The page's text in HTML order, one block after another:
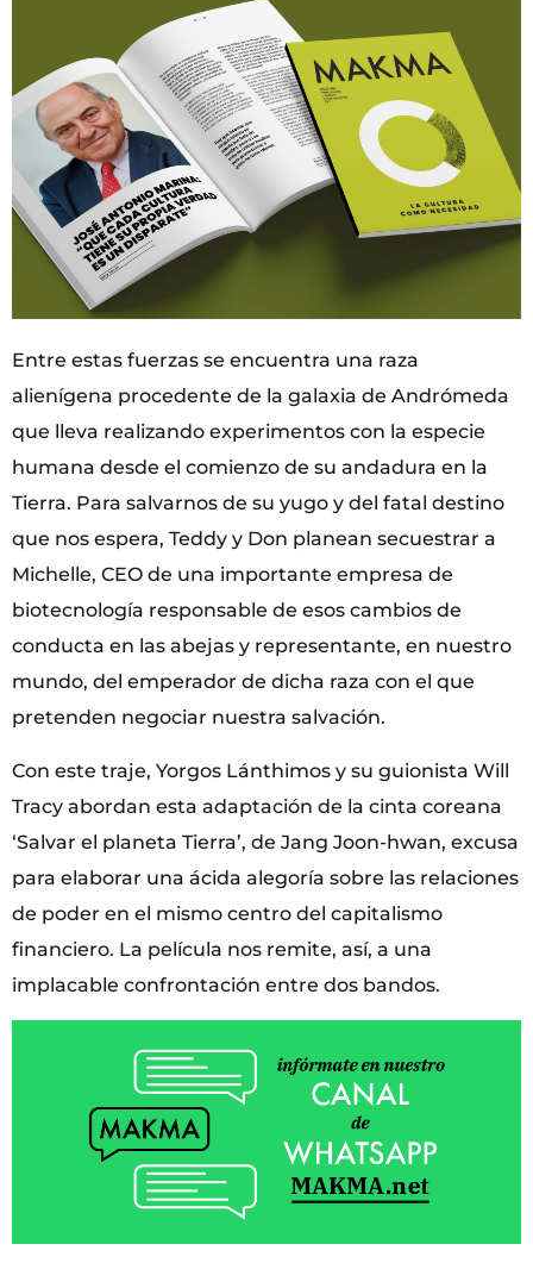
Entre estas fuerzas se encuentra una raza
alienígena procedente de la galaxia de Andrómeda
que lleva realizando experimentos con la especie
humana desde el comienzo de su andadura en la
Tierra. Para salvarnos de su yugo y del fatal destino
que nos espera, Teddy y Don planean secuestrar a
Michelle, CEO de una importante empresa de
biotecnología responsable de esos cambios de
conducta en las abejas y representante, en nuestro
mundo, del emperador de dicha raza con el que
pretenden negociar nuestra salvación.
Con este traje, Yorgos Lánthimos y su guionista Will
Tracy abordan esta adaptación de la cinta coreana
‘Salvar el planeta Tierra’, de Jang Joon-hwan, excusa
para elaborar una ácida alegoría sobre las relaciones
de poder en el mismo centro del capitalismo
financiero. La película nos remite, así, a una
implacable confrontación entre dos bandos.